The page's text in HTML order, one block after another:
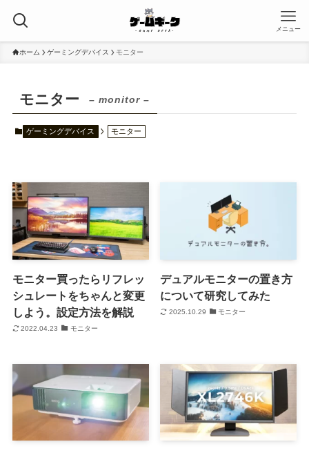
メニュー
ホーム ゲーミングデバイス モニター
モニター – monitor –
ゲーミングデバイス モニター
モニター買ったらリフレッ
シュレートをちゃんと変更
しよう。設定方法を解説
2022.04.23 モニター
デュアルモニターの置き方
について研究してみた
2025.10.29 モニター